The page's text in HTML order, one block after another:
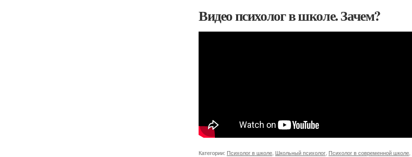
Видео психолог в школе. Зачем?
Категории: Психолог в школе Школьный психолог Психолог в современной школе